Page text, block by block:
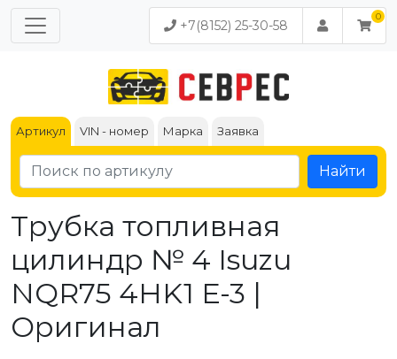
+7(8152) 25-30-58
Артикул VIN - номер Марка Заявка
Найти
Трубка топливная
цилиндр № 4 Isuzu
NQR75 4HK1 Е-3 |
Оригинал